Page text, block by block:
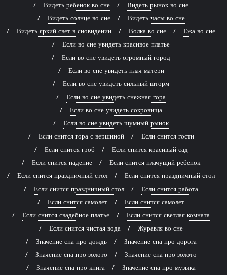
Видеть ребенок во сне
Видеть рынок во сне
Видеть солнце во сне
Видеть часы во сне
Видеть яркий свет в сновидении
Волка во сне
Ежа во сне
Если во сне увидеть красивое платье
Если во сне увидеть огромный город
Если во сне увидеть плач матери
Если во сне увидеть сильный шторм
Если во сне увидеть снежная гора
Если во сне увидеть сокровища
Если во сне увидеть шумный рынок
Если снится гора с вершиной
Если снится гости
Если снится гроб
Если снится красивый сад
Если снится падение
Если снится плачущий ребенок
Если снится праздничный стол
Если снится праздничный стол
Если снится праздничный стол
Если снится работа
Если снится самолет
Если снится самолет
Если снится свадебное платье
Если снится светлая комната
Если снится чистая вода
Журавля во сне
Значение сна про дождь
Значение сна про дорога
Значение сна про золото
Значение сна про золото
Значение сна про книга
Значение сна про музыка